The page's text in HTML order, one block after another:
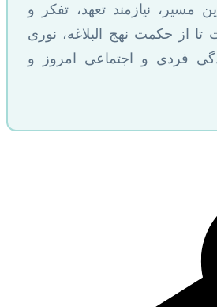
مسیر، نیازمند تعهد، تفکر و
از حکمت نهج البلاغه، نوری
فردی و اجتماعی امروز و